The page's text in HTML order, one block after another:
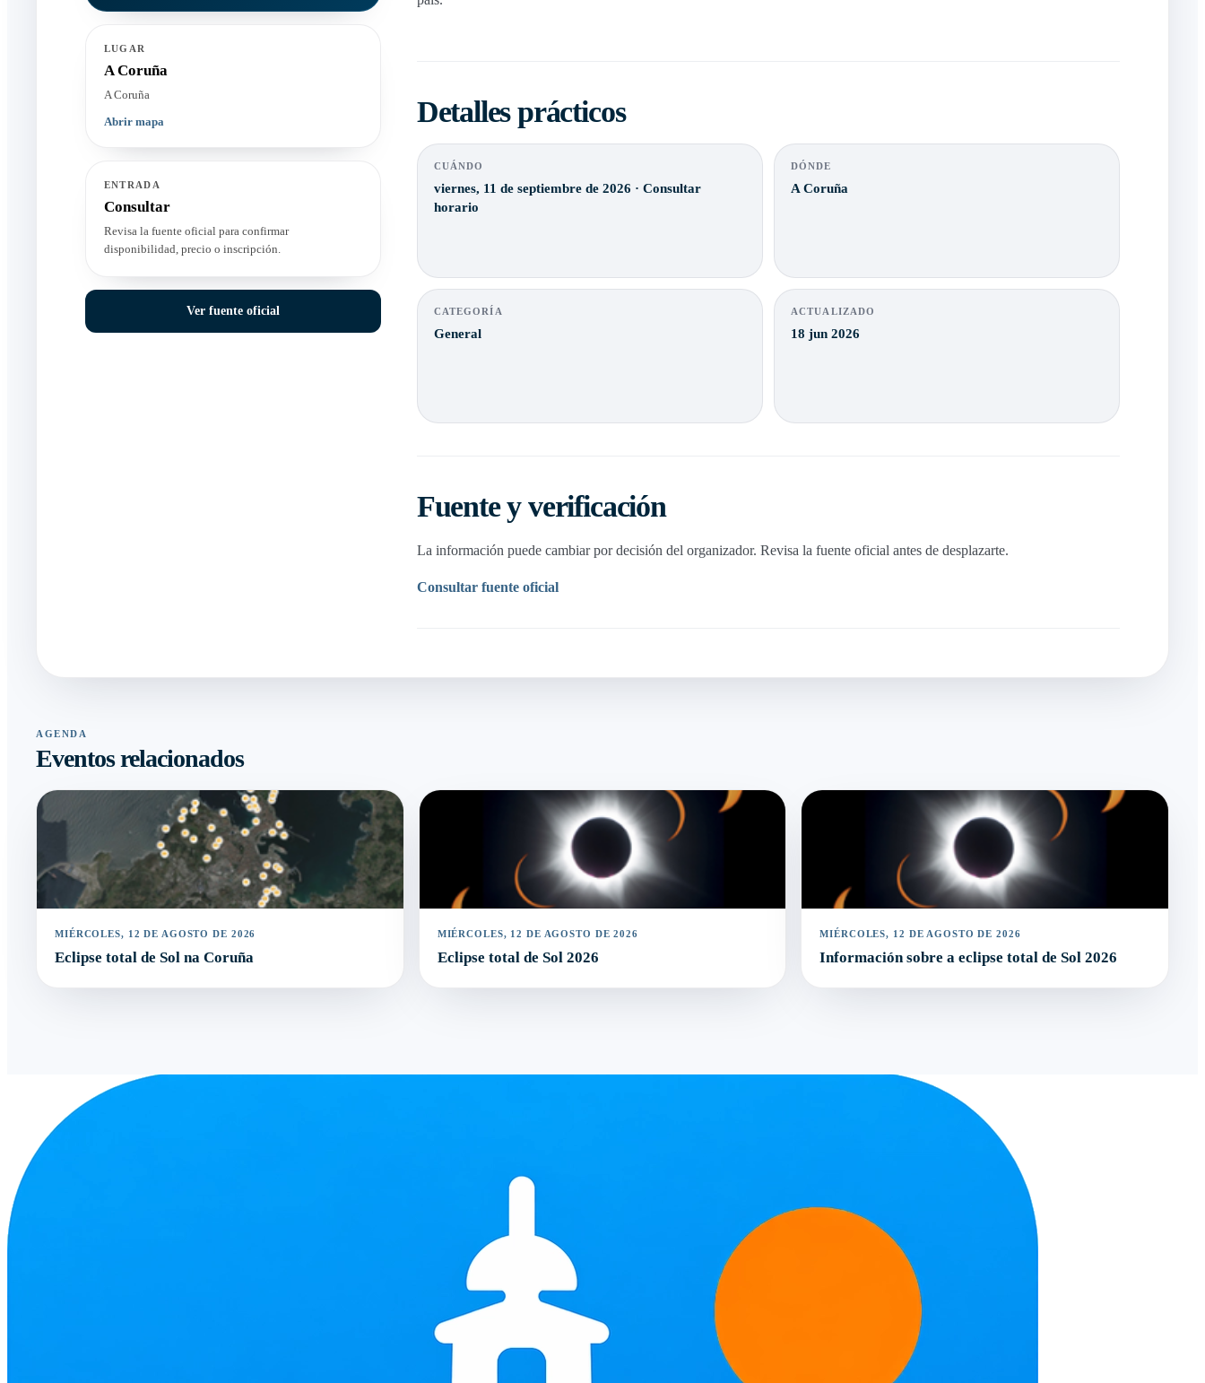
LUGAR
A Coruña
A Coruña
Abrir mapa
ENTRADA
Consultar
Revisa la fuente oficial para confirmar
disponibilidad, precio o inscripción.
Ver fuente oficial
Detalles prácticos
CUÁNDO
viernes, 11 de septiembre de 2026 · Consultar
horario
DÓNDE
A Coruña
CATEGORÍA
General
ACTUALIZADO
18 jun 2026
Fuente y verificación
La información puede cambiar por decisión del organizador. Revisa la fuente oficial antes de desplazarte.
Consultar fuente oficial
AGENDA
Eventos relacionados
MIÉRCOLES, 12 DE AGOSTO DE 2026
Eclipse total de Sol na Coruña
MIÉRCOLES, 12 DE AGOSTO DE 2026
Eclipse total de Sol 2026
MIÉRCOLES, 12 DE AGOSTO DE 2026
Información sobre a eclipse total de Sol 2026